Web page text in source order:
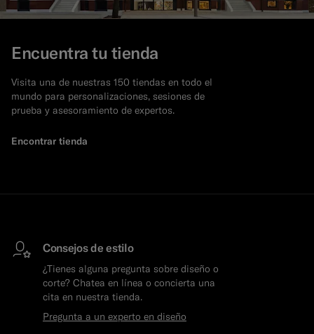
Encuentra tu tienda
Visita una de nuestras 150 tiendas en todo el
mundo para personalizaciones, sesiones de
prueba y asesoramiento de expertos.
Encontrar tienda
Consejos de estilo
¿Tienes alguna pregunta sobre diseño o
corte? Chatea en línea o concierta una
cita en nuestra tienda.
Pregunta a un experto en diseño